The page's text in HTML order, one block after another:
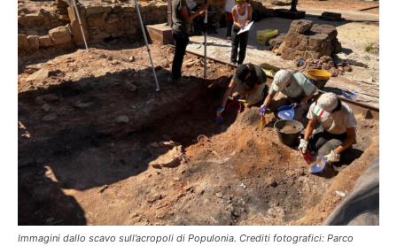
Immagini dallo scavo sull’acropoli di Populonia. Crediti fotografici: Parco